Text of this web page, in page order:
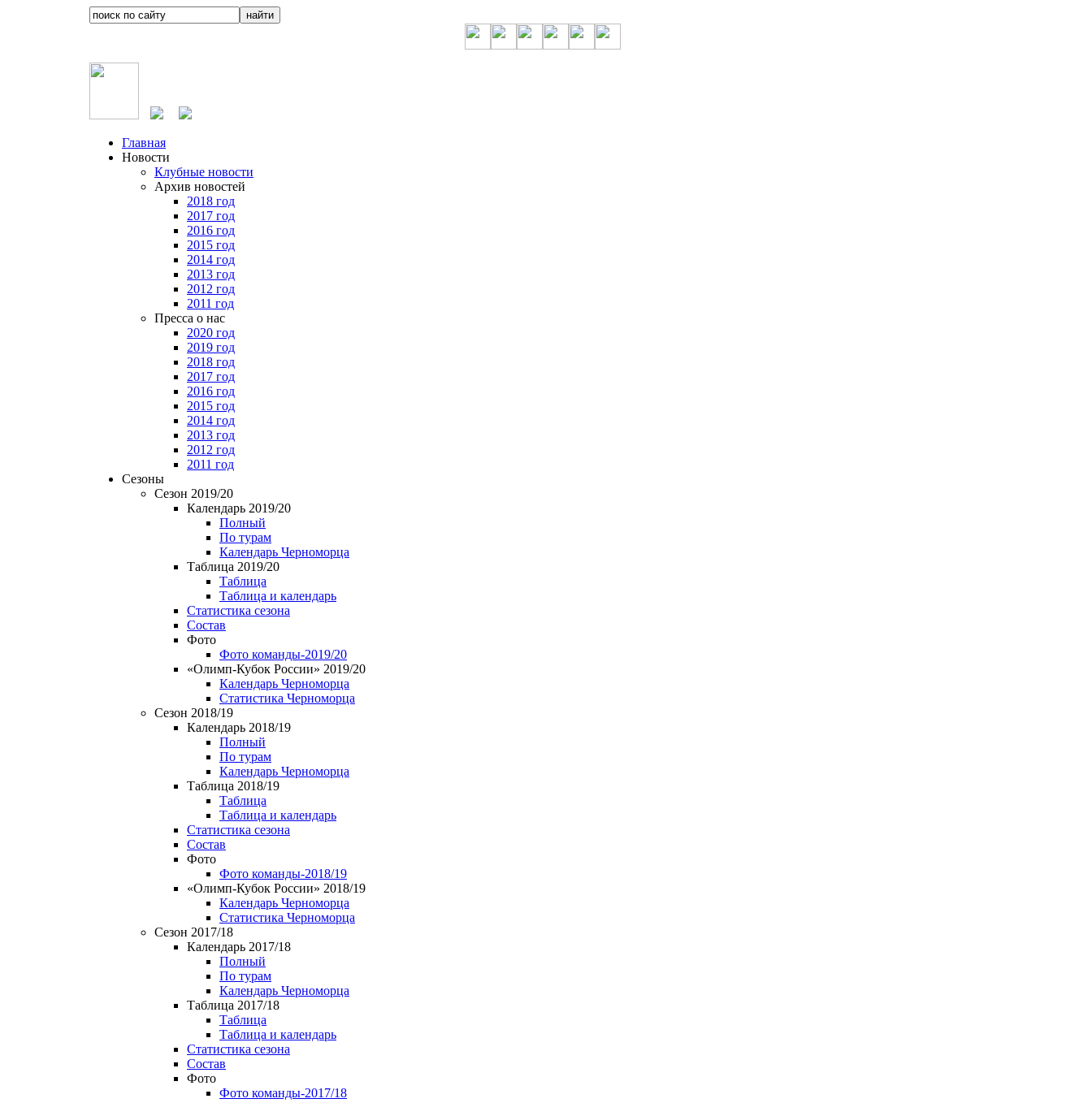
Главная
Новости
Клубные новости
Архив новостей
2018 год
2017 год
2016 год
2015 год
2014 год
2013 год
2012 год
2011 год
Пресса о нас
2020 год
2019 год
2018 год
2017 год
2016 год
2015 год
2014 год
2013 год
2012 год
2011 год
Сезоны
Сезон 2019/20
Календарь 2019/20
Полный
По турам
Календарь Черноморца
Таблица 2019/20
Таблица
Таблица и календарь
Статистика сезона
Состав
Фото
Фото команды-2019/20
«Олимп-Кубок России» 2019/20
Календарь Черноморца
Статистика Черноморца
Сезон 2018/19
Календарь 2018/19
Полный
По турам
Календарь Черноморца
Таблица 2018/19
Таблица
Таблица и календарь
Статистика сезона
Состав
Фото
Фото команды-2018/19
«Олимп-Кубок России» 2018/19
Календарь Черноморца
Статистика Черноморца
Сезон 2017/18
Календарь 2017/18
Полный
По турам
Календарь Черноморца
Таблица 2017/18
Таблица
Таблица и календарь
Статистика сезона
Состав
Фото
Фото команды-2017/18